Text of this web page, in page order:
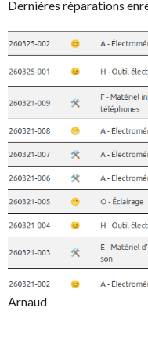
Dernières réparations
Arnaud